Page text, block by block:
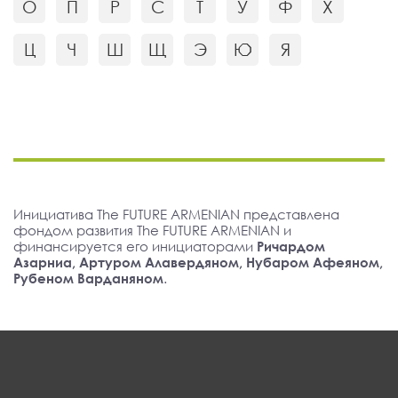
О П Р С Т У Ф Х
Ц Ч Ш Щ Э Ю Я
Инициатива The FUTURE ARMENIAN представлена
фондом развития The FUTURE ARMENIAN и
финансируется его инициаторами Ричардом
Азарниа, Артуром Алавердяном, Нубаром Афеяном,
Рубеном Варданяном.